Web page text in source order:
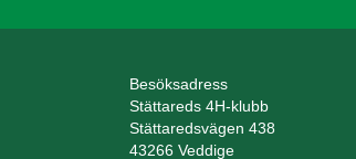
Besöksadress
Stättareds 4H-klubb
Stättaredsvägen 438
43266 Veddige